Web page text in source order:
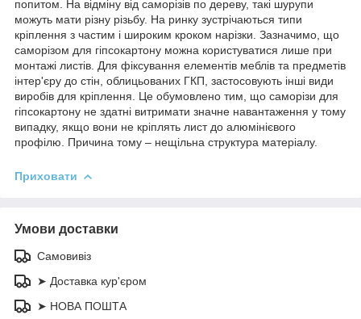
попитом. На відміну від саморізів по дереву, такі шурупи
можуть мати різну різьбу. На ринку зустрічаються типи
кріплення з частим і широким кроком нарізки. Зазначимо, що
саморізом для гіпсокартону можна користуватися лише при
монтажі листів. Для фіксування елементів меблів та предметів
інтер'єру до стін, облицьованих ГКП, застосовують інші види
виробів для кріплення. Це обумовлено тим, що саморізи для
гіпсокартону не здатні витримати значне навантаження у тому
випадку, якщо вони не кріплять лист до алюмінієвого
профілю. Причина тому – нещільна структура матеріалу.
Приховати
Умови доставки
Самовивіз
➤ Доставка кур'єром
➤ НОВА ПОШТА